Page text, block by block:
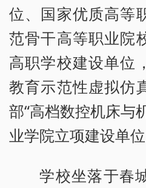
位、国家优质高等
范骨干高等职业院
高职学校建设单位
教育示范性虚拟仿
部“高档数控机床与
业学院立项建设单位
学校坐落于春